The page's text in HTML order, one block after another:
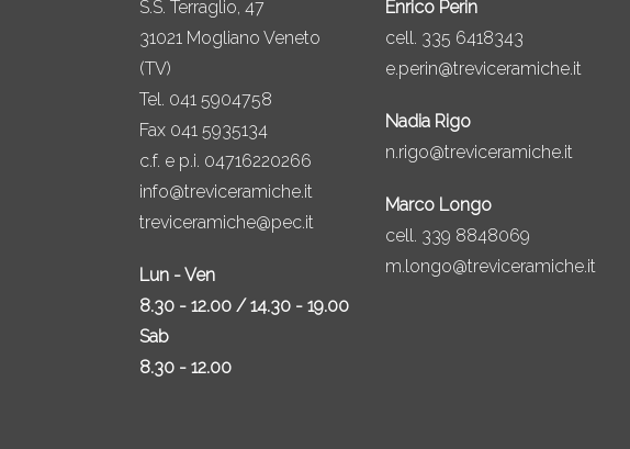
S.S. Terraglio, 47
31021 Mogliano Veneto
(TV)
Tel. 041 5904758
Fax 041 5935134
c.f. e p.i. 04716220266
info@treviceramiche.it
treviceramiche@pec.it
Lun - Ven
8.30 - 12.00 / 14.30 - 19.00
Sab
8.30 - 12.00
Enrico Perin
cell. 335 6418343
e.perin@treviceramiche.it
Nadia Rigo
n.rigo@treviceramiche.it
Marco Longo
cell. 339 8848069
m.longo@treviceramiche.it